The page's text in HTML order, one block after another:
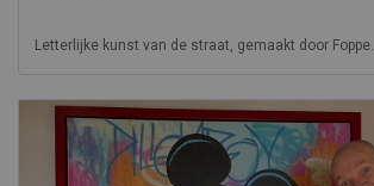
Letterlijke kunst van de straat, gemaakt door Foppe.